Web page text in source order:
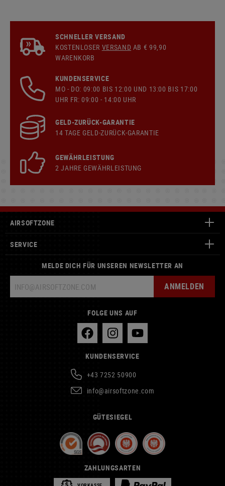
SCHNELLER VERSAND
KOSTENLOSER VERSAND AB € 99,90
WARENKORB
KUNDENSERVICE
MO - DO: 09:00 BIS 12:00 UND 13:00 BIS 17:00
UHR FR: 09:00 - 14:00 UHR
GELD-ZURÜCK-GARANTIE
14 TAGE GELD-ZURÜCK-GARANTIE
GEWÄHRLEISTUNG
2 JAHRE GEWÄHRLEISTUNG
AIRSOFTZONE
SERVICE
MELDE DICH FÜR UNSEREN NEWSLETTER AN
ANMELDEN
FOLGE UNS AUF
KUNDENSERVICE
+43 7252 50900
info@airsoftzone.com
GÜTESIEGEL
ZAHLUNGSARTEN